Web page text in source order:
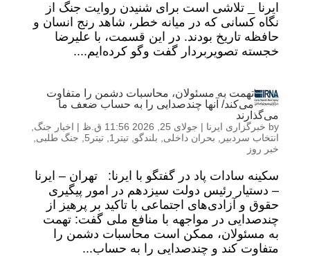
ایرنا _ تلاشی است برای شنیدن روایت جنگ از
نگاه کسانی که در میانه‌ خطر، شاهد رنج انسان و
حافظه‌ تاریخ بودند. در این قسمت، با علیرضا
خجسته تصویربردار گفت وگو کرده‌ایم....
تهمت به مسئولان، محاسبات دشمن را متفاوت
می‌کند/ آنها چندصدایی را به حساب ضعف ما
می‌گذارند
by خبرگزاری ایرنا | جولای 25, 2026 11:56 ق.ظ | اخبار جنگ
انتخاب سردبیر
بحران داخلی بلندگو تیتر1 تیتر5 جنگ طلبی
خبر روز
سکینه سادات پاد در گفتگو با ایرنا: تهران – ایرنا
– دستیار رئیس‌ دولت سیزدهم در امور پیگیری
حقوق و آزادی‌های اجتماعی با تاکید بر پرهیز از
چندصدایی در مواجهه با منافع ملی گفت: تهمت‌
به مسئولان، ممکن است محاسبات دشمن را
متفاوت کند و چندصدایی را به حساب...